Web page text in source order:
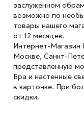
заслуженном
возможно по
товары нашего
от 12 месяцев.
Интернет-Магазин
Москве, Санкт-
представленную
Бра и настенные
в карточке. При
скидки.